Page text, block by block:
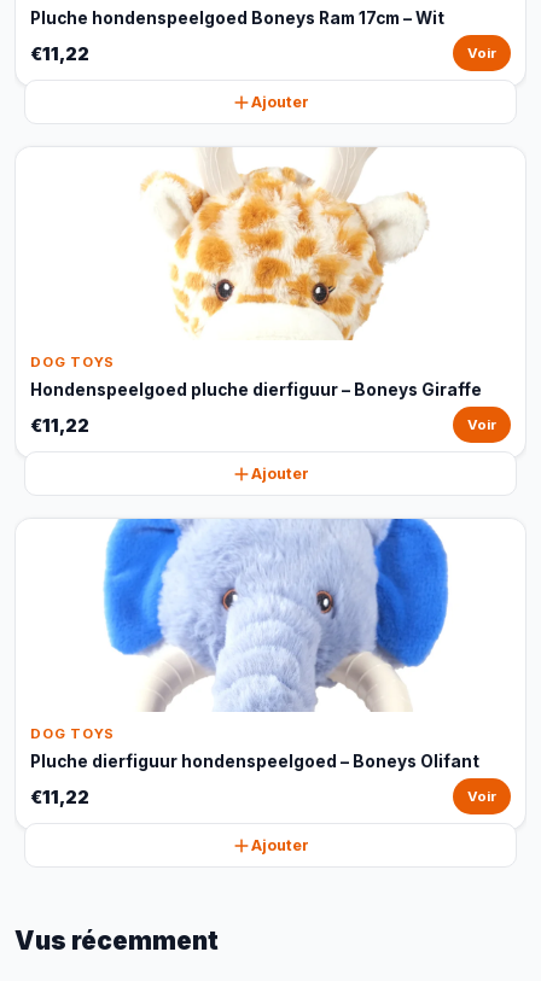
Pluche hondenspeelgoed Boneys Ram 17cm – Wit
€11,22 Voir
Ajouter
DOG TOYS
Hondenspeelgoed pluche dierfiguur – Boneys Giraffe
€11,22 Voir
Ajouter
DOG TOYS
Pluche dierfiguur hondenspeelgoed – Boneys Olifant
€11,22 Voir
Ajouter
Vus récemment